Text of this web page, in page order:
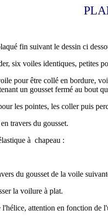
fin suivant le dessin ci
six voiles identiques, petites
pour être collé en bordure,
un gousset fermé au bout
les pointes, les coller puis
travers du gousset.
à chapeau :
du gousset de la voile
la voilure à plat.
attention en fonction